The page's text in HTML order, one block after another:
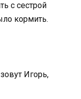
с сестрой
кормить.
Игорь,